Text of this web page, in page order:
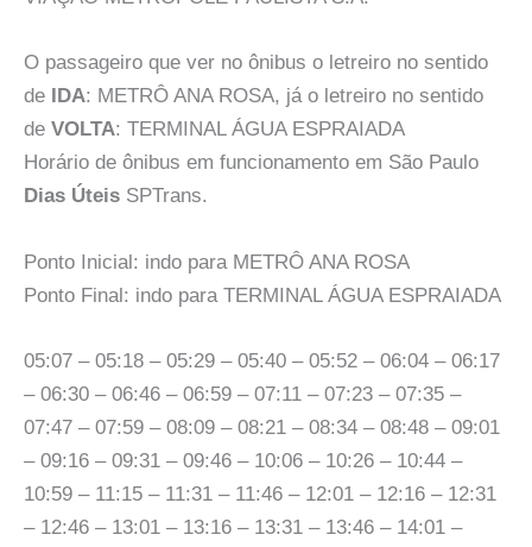
O passageiro que ver no ônibus o letreiro no sentido
de
IDA: METRÔ ANA ROSA, já o letreiro no sentido
de VOLTA: TERMINAL ÁGUA ESPRAIADA
Horário de ônibus em funcionamento em São Paulo
Dias Úteis SPTrans.
Ponto Inicial: indo para METRÔ ANA ROSA
Ponto Final: indo para TERMINAL ÁGUA ESPRAIADA
05:07 – 05:18 – 05:29 – 05:40 – 05:52 – 06:04 – 06:17
– 06:30 – 06:46 – 06:59 – 07:11 – 07:23 – 07:35 –
07:47 – 07:59 – 08:09 – 08:21 – 08:34 – 08:48 – 09:01
– 09:16 – 09:31 – 09:46 – 10:06 – 10:26 – 10:44 –
10:59 – 11:15 – 11:31 – 11:46 – 12:01 – 12:16 – 12:31
– 12:46 – 13:01 – 13:16 – 13:31 – 13:46 – 14:01 –